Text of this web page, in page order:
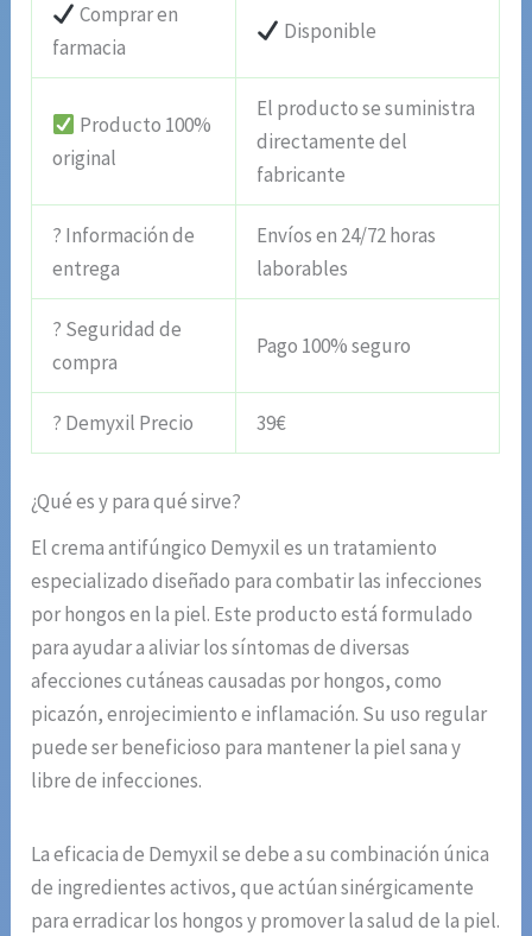
Comprar en
farmacia
Disponible
Producto 100%
original
El producto se suministra
directamente del
fabricante
? Información de
entrega
Envíos en 24/72 horas
laborables
? Seguridad de
compra
Pago 100% seguro
? Demyxil Precio 39€
¿Qué es y para qué sirve?
El crema antifúngico Demyxil es un tratamiento
especializado diseñado para combatir las infecciones
por hongos en la piel. Este producto está formulado
para ayudar a aliviar los síntomas de diversas
afecciones cutáneas causadas por hongos, como
picazón, enrojecimiento e inflamación. Su uso regular
puede ser beneficioso para mantener la piel sana y
libre de infecciones.
La eficacia de Demyxil se debe a su combinación única
de ingredientes activos, que actúan sinérgicamente
para erradicar los hongos y promover la salud de la piel.